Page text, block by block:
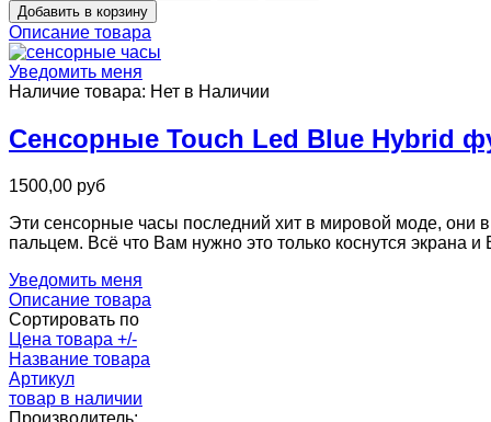
Описание товара
Уведомить меня
Наличие товара: Нет в Наличии
Сенсорные Touch Led Blue Hybrid
1500,00 руб
Эти сенсорные часы последний хит в мировой моде, они
пальцем. Всё что Вам нужно это только коснутся экрана
Уведомить меня
Описание товара
Сортировать по
Цена товара +/-
Название товара
Артикул
товар в наличии
Производитель: